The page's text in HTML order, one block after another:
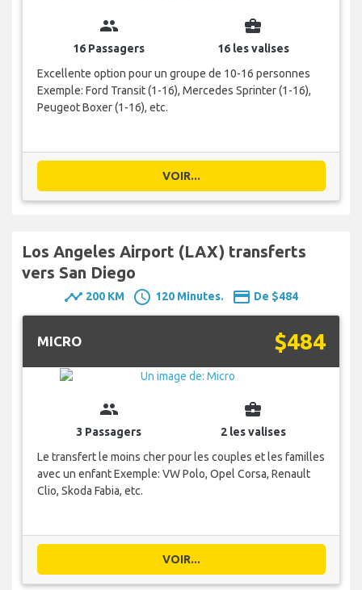
group
16 Passagers
business_center
16 les valises
Excellente option pour un groupe de 10-16 personnes
Exemple: Ford Transit (1-16), Mercedes Sprinter (1-16),
Peugeot Boxer (1-16), etc.
VOIR...
Los Angeles Airport (LAX) transferts
vers San Diego
timeline 200 KM schedule 120 Minutes. payment De $484
MICRO $484
group
3 Passagers
business_center
2 les valises
Le transfert le moins cher pour les couples et les familles
avec un enfant Exemple: VW Polo, Opel Corsa, Renault
Clio, Skoda Fabia, etc.
VOIR...